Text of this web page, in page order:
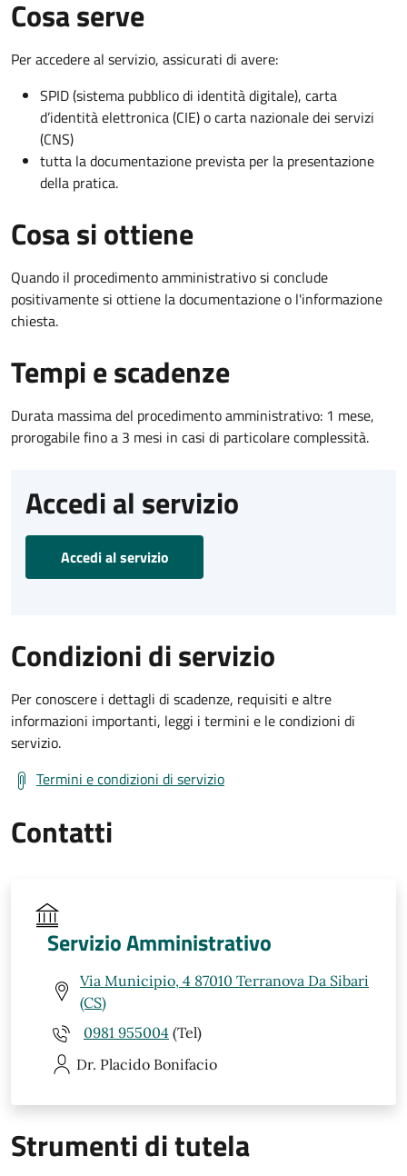
Cosa serve
Per accedere al servizio, assicurati di avere:
SPID (sistema pubblico di identità digitale), carta
d’identità elettronica (CIE) o carta nazionale dei servizi
(CNS)
tutta la documentazione prevista per la presentazione
della pratica.
Cosa si ottiene
Quando il procedimento amministrativo si conclude
positivamente si ottiene la documentazione o l'informazione
chiesta.
Tempi e scadenze
Durata massima del procedimento amministrativo: 1 mese,
prorogabile fino a 3 mesi in casi di particolare complessità.
Accedi al servizio
Accedi al servizio
Condizioni di servizio
Per conoscere i dettagli di scadenze, requisiti e altre
informazioni importanti, leggi i termini e le condizioni di
servizio.
Termini e condizioni di servizio
Contatti
Servizio Amministrativo
Via Municipio, 4 87010 Terranova Da Sibari
(CS)
0981 955004 (Tel)
Dr. Placido Bonifacio
Strumenti di tutela